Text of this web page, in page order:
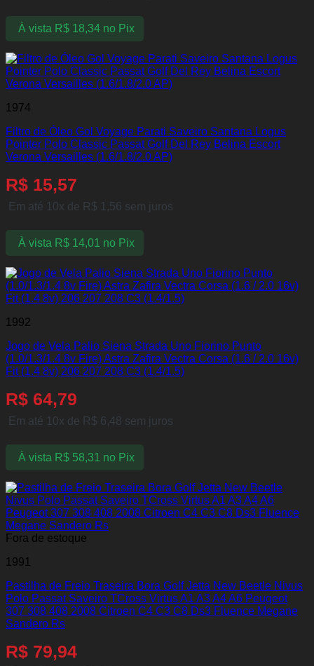
À vista R$18,34 no Pix
1974
Filtro de Óleo Gol Voyage Parati Saveiro Santana Logus
Pointer Polo Classic Passat Golf Del Rey Belina Escort
Verona Versailles (1.6/1.8/2.0 AP)
R$ 15,57
Em até 10x de R$ 1,56 sem juros
À vista R$14,01 no Pix
1992
Jogo de Vela Palio Siena Strada Uno Fiorino Punto
(1.0/1.3/1.4 8v Fire) Astra Zafira Vectra Corsa (1.6 / 2.0 16v)
Fit (1.4 8v) 206 207 208 C3 (1.4/1.5)
R$ 64,79
Em até 10x de R$ 6,48 sem juros
À vista R$58,31 no Pix
Fora de estoque
1991
Pastilha de Freio Traseira Bora Golf Jetta New Beetle Nivus
Polo Passat Saveiro TCross Virtus A1 A3 A4 A6 Peugeot
307 308 408 2008 Citroen C4 C3 C8 Ds3 Fluence Megane
Sandero Rs
R$ 79,94